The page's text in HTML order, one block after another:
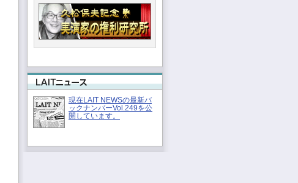
現在LAIT NEWSの最新バ
ックナンバーVol.249を公
開しています。